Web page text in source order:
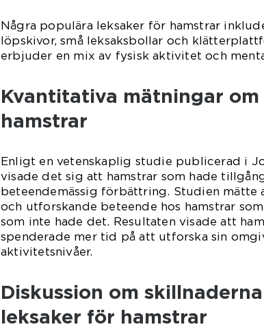
Några populära leksaker för hamstrar
löpskivor, små leksaksbollar och
erbjuder en mix av fysisk aktivitet och
Kvantitativa mätningar
hamstrar
Enligt en vetenskaplig studie publicerad i
visade det sig att hamstrar som hade
beteendemässig förbättring. Studien mätte
och utforskande beteende hos hamstrar
som inte hade det. Resultaten visade att
spenderade mer tid på att utforska sin
aktivitetsnivåer.
Diskussion om
leksaker för hamstrar